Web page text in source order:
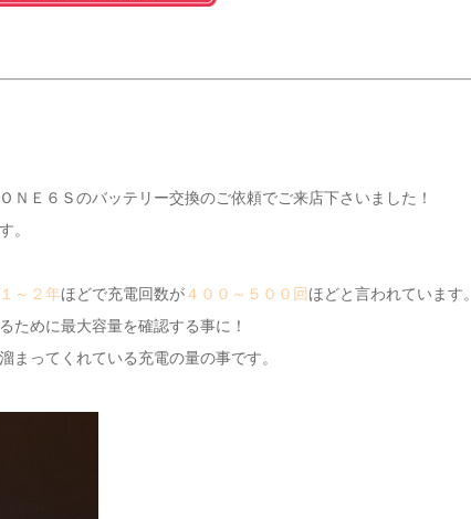
ＮＥ６Ｓのバッテリー交換のご依頼でご来店下さいました！
。
１～２年ほどで充電回数が４００～５００回ほどと言われています。
ために最大容量を確認する事に！
まってくれている充電の量の事です。